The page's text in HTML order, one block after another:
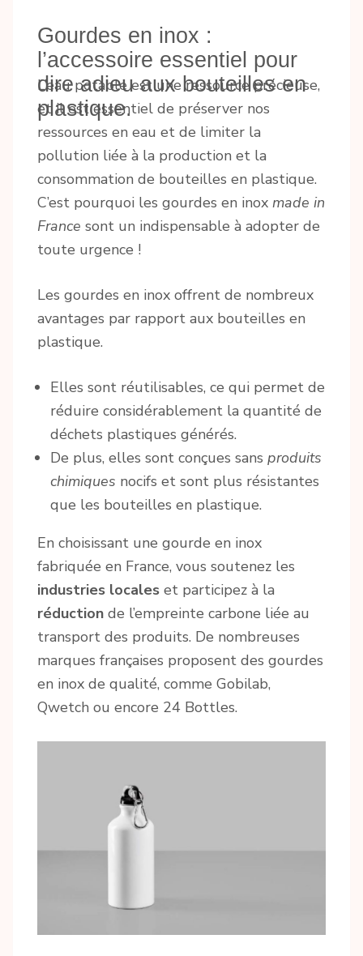
Gourdes en inox :
l’accessoire essentiel pour
dire adieu aux bouteilles en
plastique.
L’eau potable est une ressource précieuse,
et il est essentiel de préserver nos
ressources en eau et de limiter la
pollution liée à la production et la
consommation de bouteilles en plastique.
C’est pourquoi les gourdes en inox made in
France sont un indispensable à adopter de
toute urgence !
Les gourdes en inox offrent de nombreux
avantages par rapport aux bouteilles en
plastique.
Elles sont réutilisables, ce qui permet de
réduire considérablement la quantité de
déchets plastiques générés.
De plus, elles sont conçues sans produits
chimiques nocifs et sont plus résistantes
que les bouteilles en plastique.
En choisissant une gourde en inox
fabriquée en France, vous soutenez les
industries locales et participez à la
réduction de l’empreinte carbone liée au
transport des produits. De nombreuses
marques françaises proposent des gourdes
en inox de qualité, comme Gobilab,
Qwetch ou encore 24 Bottles.